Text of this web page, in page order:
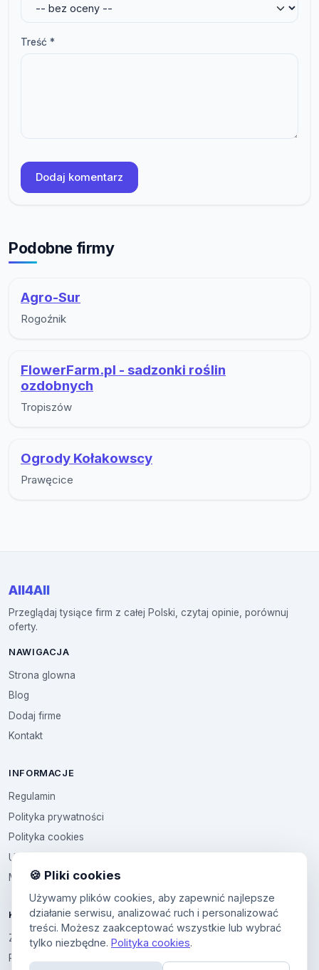
Treść *
Dodaj komentarz
Podobne firmy
Agro-Sur
Rogoźnik
FlowerFarm.pl - sadzonki roślin
ozdobnych
Tropiszów
Ogrody Kołakowscy
Prawęcice
All4All
Przeglądaj tysiące firm z całej Polski, czytaj opinie, porównuj
oferty.
NAWIGACJA
Strona glowna
Blog
Dodaj firme
Kontakt
INFORMACJE
Regulamin
Polityka prywatności
Polityka cookies
Ustawienia cookies
Multikod
KONTO
Zaloguj sie
Panel uzytkownika
🍪 Pliki cookies
Używamy plików cookies, aby zapewnić najlepsze
działanie serwisu, analizować ruch i personalizować
treści. Możesz zaakceptować wszystkie lub wybrać
tylko niezbędne. Polityka cookies.